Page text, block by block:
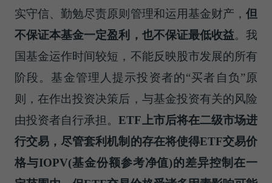
实守信、勤勉尽责原则管理和运用基金财产，但
不保证本基金一定盈利，也不保证最低收益。我
国基金运作时间较短，不能反映股市发展的所有
阶段。基金管理人提示投资者的“买者自负”原
则，在作出投资决策后，与基金投资有关的风险
由投资者自行承担。ETF上市后将在二级市场进
行交易，尽管套利机制的存在将使得ETF交易价
格与IOPV(基金份额参考净值)的差异控制在一